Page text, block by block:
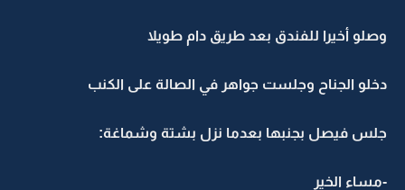
وصلو أخيرا للفندق بعد طريق دام طويلا
دخلو الجناح وجلست جواهر في الصالة على الكنب
جلس فيصل بجنبها بعدما نزل بشتة وشماغة:
-مساء الخير